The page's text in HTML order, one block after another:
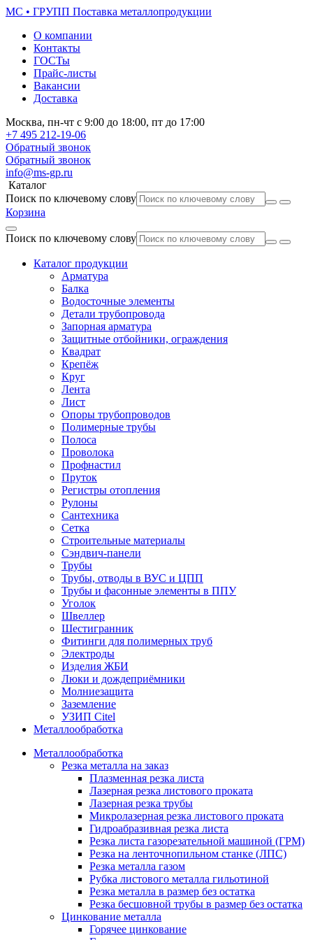
МС • ГРУПП Поставка металлопродукции
О компании
Контакты
ГОСТы
Прайс-листы
Вакансии
Доставка
Москва, пн-чт с 9:00 до 18:00, пт до 17:00
+7 495 212-19-06
Обратный звонок
Обратный звонок
info@ms-gp.ru
Каталог
Поиск по ключевому слову
Корзина
Поиск по ключевому слову
Каталог продукции
Арматура
Балка
Водосточные элементы
Детали трубопровода
Запорная арматура
Защитные отбойники, ограждения
Квадрат
Крепёж
Круг
Лента
Лист
Опоры трубопроводов
Полимерные трубы
Полоса
Проволока
Профнастил
Пруток
Регистры отопления
Рулоны
Сантехника
Сетка
Строительные материалы
Сэндвич-панели
Трубы
Трубы, отводы в ВУС и ЦПП
Трубы и фасонные элементы в ППУ
Уголок
Швеллер
Шестигранник
Фитинги для полимерных труб
Электроды
Изделия ЖБИ
Люки и дождеприёмники
Молниезащита
Заземление
УЗИП Citel
Металлообработка
Металлообработка
Резка металла на заказ
Плазменная резка листа
Лазерная резка листового проката
Лазерная резка трубы
Микролазерная резка листового проката
Гидроабразивная резка листа
Резка листа газорезательной машиной (ГРМ)
Резка на ленточнопильном станке (ЛПС)
Резка металла газом
Рубка листового металла гильотиной
Резка металла в размер без остатка
Резка бесшовной трубы в размер без остатка
Цинкование металла
Горячее цинкование